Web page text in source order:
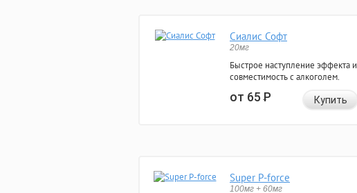
Сиалис Софт
20мг
Быстрое наступление эффекта и
совместимость с алкоголем.
от 65Р Купить
Super P-force
100мг + 60мг